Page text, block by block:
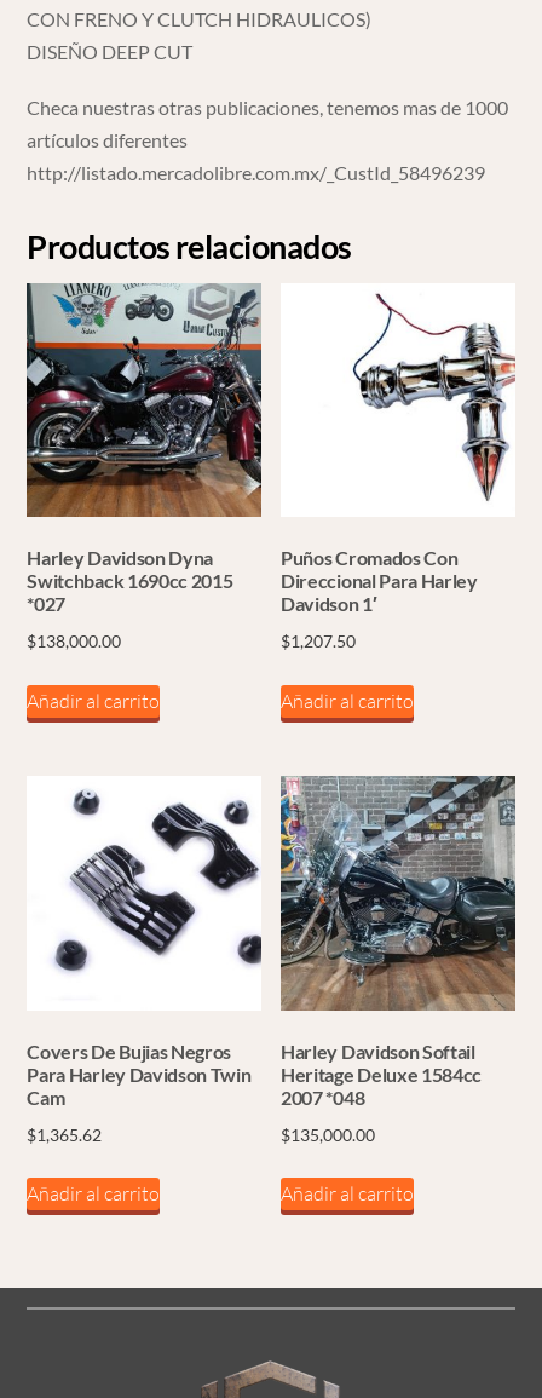
CON FRENO Y CLUTCH HIDRAULICOS)
DISEÑO DEEP CUT
Checa nuestras otras publicaciones, tenemos mas de 1000
artículos diferentes
http://listado.mercadolibre.com.mx/_CustId_58496239
Productos relacionados
Harley Davidson Dyna
Switchback 1690cc 2015
*027
$138,000.00
Añadir al carrito
Puños Cromados Con
Direccional Para Harley
Davidson 1′
$1,207.50
Añadir al carrito
Covers De Bujias Negros
Para Harley Davidson Twin
Cam
$1,365.62
Añadir al carrito
Harley Davidson Softail
Heritage Deluxe 1584cc
2007 *048
$135,000.00
Añadir al carrito